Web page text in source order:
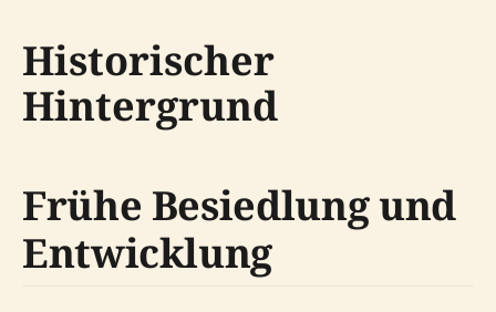
Historischer
Hintergrund
Frühe Besiedlung und
Entwicklung